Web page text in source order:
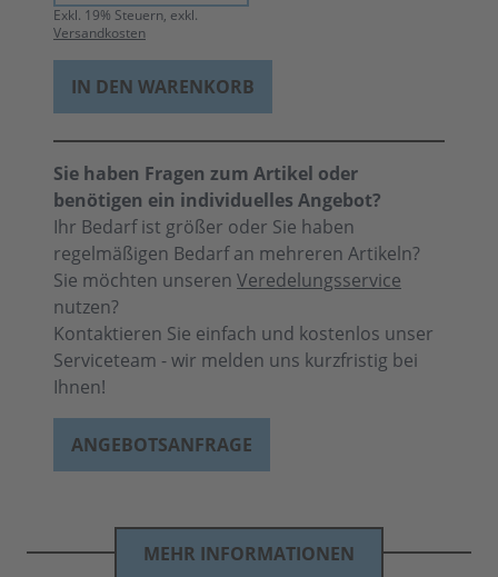
Exkl. 19% Steuern, exkl.
Versandkosten
IN DEN WARENKORB
Sie haben Fragen zum Artikel oder
benötigen ein individuelles Angebot?
Ihr Bedarf ist größer oder Sie haben
regelmäßigen Bedarf an mehreren Artikeln?
Sie möchten unseren Veredelungsservice
nutzen?
Kontaktieren Sie einfach und kostenlos unser
Serviceteam - wir melden uns kurzfristig bei
Ihnen!
ANGEBOTSANFRAGE
MEHR INFORMATIONEN